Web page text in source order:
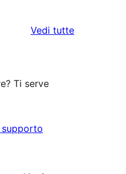
Vedi tuttele
Ti serve